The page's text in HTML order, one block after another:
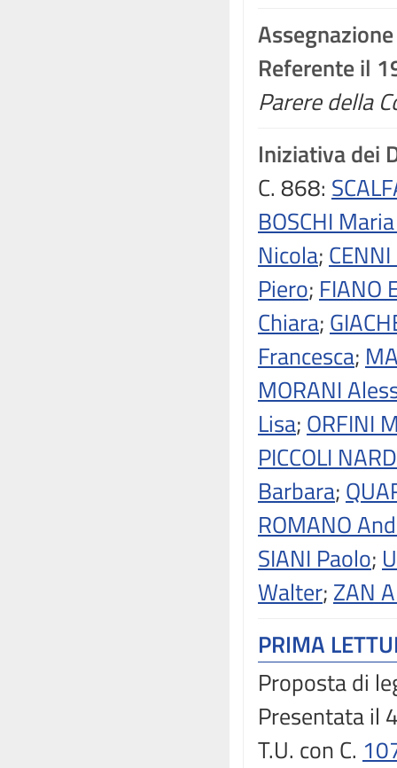
Assegnazione
Referente il
Parere della
Iniziativa dei
C. 868:
BOSCHI
Nicola;
Piero; FIANO
Chiara;
Francesca;
MORANI
Lisa; ORFINI
PICCOLI
Barbara;
ROMANO
SIANI Paolo;
Walter; ZAN
PRIMA
Proposta di
Presentata il
T.U. con C.